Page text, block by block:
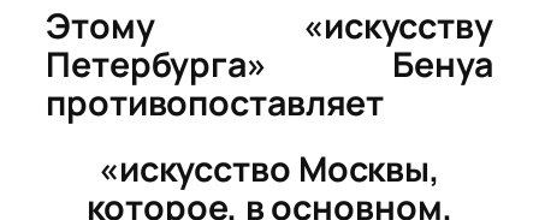
Этому «искусству
Петербурга» Бенуа
противопоставляет
«искусство Москвы,
которое, в основном,